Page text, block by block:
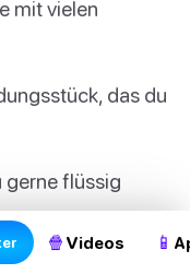
mit vielen
das du
gerne flüssig
🍿 Videos 📱